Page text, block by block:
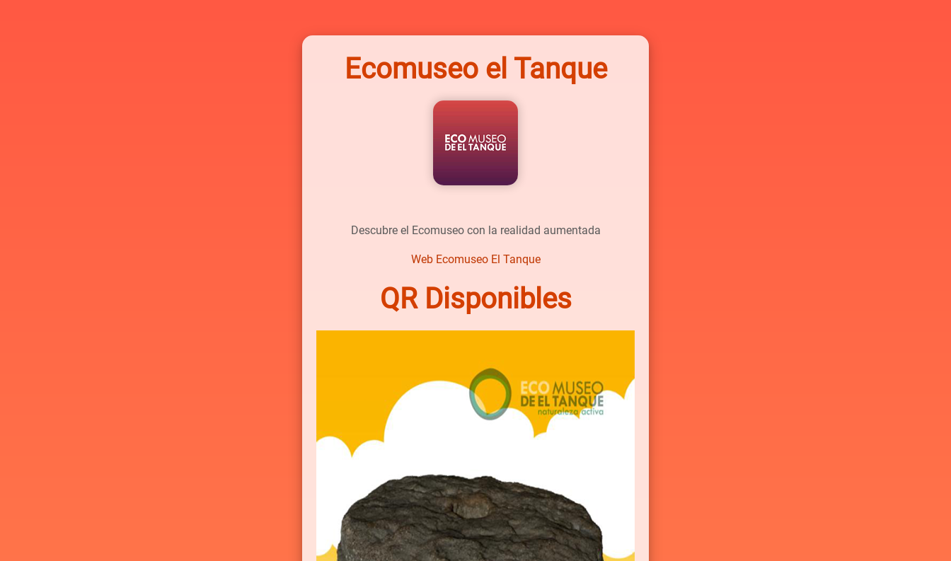
Ecomuseo el Tanque
Descubre el Ecomuseo con la realidad aumentada
Web Ecomuseo El Tanque
QR Disponibles